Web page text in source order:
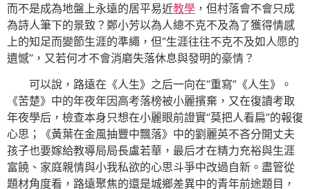
而不是成為地盤上永遠的居平易近教學 ，但村落會不會只成
為詩人筆下的景致？鄭小芳以為人總不克不及為了獲得情感
上的知足而變節生涯的準繩，但“生涯往往不克不及如人愿的
遺憾”，又若何才不會消磨失落休息與發明的豪情？
可以說，路遠在《人生》之后一向在“重寫”《人生》。
《苦楚》中的年夜年因高考落榜被小麗擯棄，又在復讀考取
年夜學后，檢查本身只想在小麗眼前證實“莫把人看扁”的報復
心思；《黃葉在金風抽豐中飄落》中的劉麗英不吝分開丈夫
孩子也要嫁給教導局局長盧若華，最后才在精力充裕與生涯
富饒、家庭親情與小我私欲的心思斗爭中改過自新。盡管從
題材角度看，路遠聚焦的還是城鄉差異中的青年前途題目，